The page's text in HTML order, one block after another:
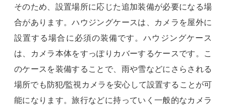
そのため、設置場所に応じた追加装備が必要になる場
合があります。ハウジングケースは、カメラを屋外に
設置する場合に必須の装備です。ハウジングケース
は、カメラ本体をすっぽりカバーするケースです。こ
のケースを装備することで、雨や雪などにさらされる
場所でも防犯/監視カメラを安心して設置することが可
能になります。旅行などに持っていく一般的なカメラ